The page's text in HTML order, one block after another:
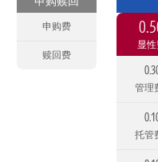
申购费
赎回费
显
管理
托管